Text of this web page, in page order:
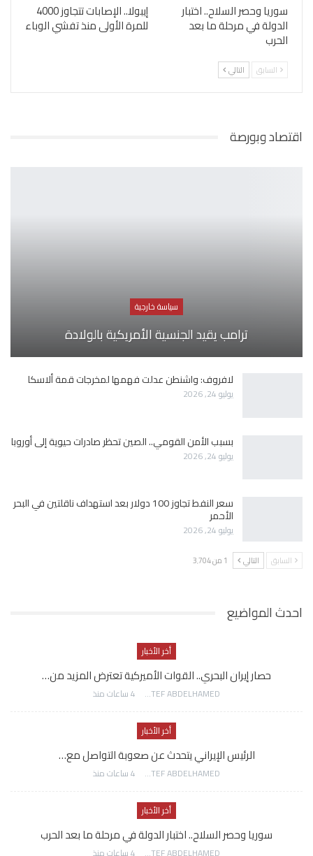
سوريا وحصر السلاح.. اختبار
الدولة في مرحلة ما بعد
الحرب
إيبولا.. الإصابات تتجاوز 4000
للمرة الأولى منذ تفشي الوباء
السابق التالي
اقتصاد وبورصة
سياسة خارجية
ترامب يقيد الجنسية الأمريكية بالولادة
لافروف: واشنطن عدلت فهمها لمخرجات قمة ألاسكا
يوليو 24, 2026
بسبب الأمن القومي.. الصين تحظر صادرات حيوية إلى أوروبا
يوليو 24, 2026
سعر النفط تجاوز 100 دولار بعد استهداف ناقلتين في البحر
الأحمر
يوليو 24, 2026
السابق التالي 1 من 3٬704
احدث المواضيع
أخر الأخبار
حصار إيران البحري.. القوات الأميركية تعترض المزيد من…
AWATEF ABDELHAMED 4 ساعات منذ
أخر الأخبار
الرئيس الإيراني يتحدث عن صعوبة التواصل مع…
AWATEF ABDELHAMED 4 ساعات منذ
أخر الأخبار
سوريا وحصر السلاح.. اختبار الدولة في مرحلة ما بعد الحرب